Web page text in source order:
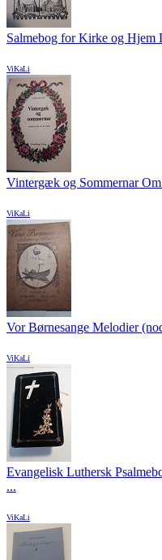
Salmebog for Kirke og Hjem
ViKaLi
Vintergæk og Sommernar
ViKaLi
Vor Børnesange Melodier
ViKaLi
Evangelisk Luthersk
...
ViKaLi